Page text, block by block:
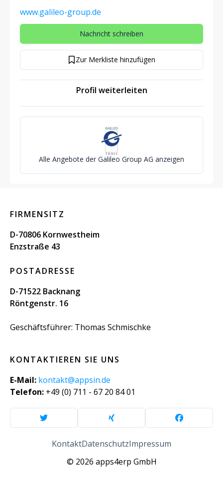
www.galileo-group.de
Nachricht schreiben
Zur Merkliste hinzufügen
Profil weiterleiten
Alle Angebote der Galileo Group AG anzeigen
FIRMENSITZ
D-70806 Kornwestheim
Enzstraße 43
POSTADRESSE
D-71522 Backnang
Röntgenstr. 16
Geschäftsführer: Thomas Schmischke
KONTAKTIEREN SIE UNS
E-Mail: kontakt@appsin.de
Telefon: +49 (0) 711 - 67 20 84 01
KontaktDatenschutzImpressum
© 2026 apps4erp GmbH